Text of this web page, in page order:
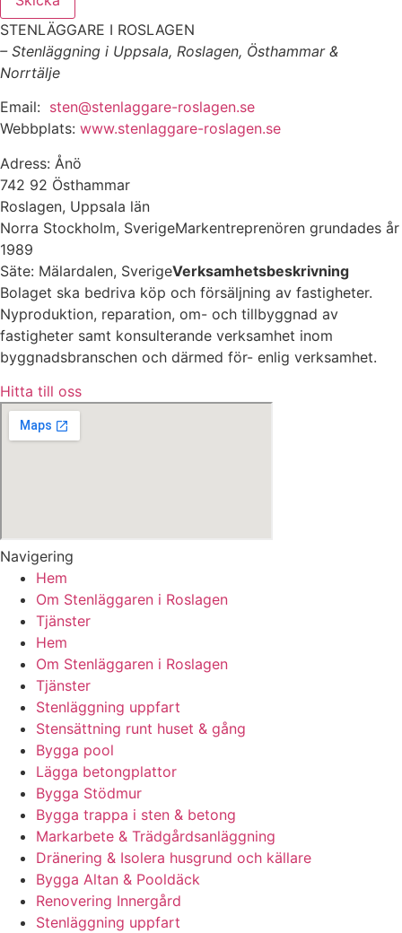
STENLÄGGARE I ROSLAGEN
– Stenläggning i Uppsala, Roslagen, Östhammar &
Norrtälje
Email: sten@stenlaggare-roslagen.se
Webbplats: www.stenlaggare-roslagen.se
Adress: Ånö
742 92 Östhammar
Roslagen, Uppsala län
Norra Stockholm, SverigeMarkentreprenören grundades år
1989
Säte: Mälardalen, SverigeVerksamhetsbeskrivning
Bolaget ska bedriva köp och försäljning av fastigheter.
Nyproduktion, reparation, om- och tillbyggnad av
fastigheter samt konsulterande verksamhet inom
byggnadsbranschen och därmed för- enlig verksamhet.
Hitta till oss
Navigering
Hem
Om Stenläggaren i Roslagen
Tjänster
Hem
Om Stenläggaren i Roslagen
Tjänster
Stenläggning uppfart
Stensättning runt huset & gång
Bygga pool
Lägga betongplattor
Bygga Stödmur
Bygga trappa i sten & betong
Markarbete & Trädgårdsanläggning
Dränering & Isolera husgrund och källare
Bygga Altan & Pooldäck
Renovering Innergård
Stenläggning uppfart